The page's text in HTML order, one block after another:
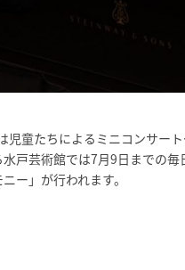
児童たちによるミニコンサー
戸芸術館では7月9日までの
ー」が行われます。